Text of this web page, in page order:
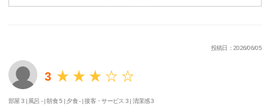
投稿日：2026/06/05
3
部屋 3 | 風呂 - |朝食 5 | 夕食 - |接客・サービス 3 |清潔感 3